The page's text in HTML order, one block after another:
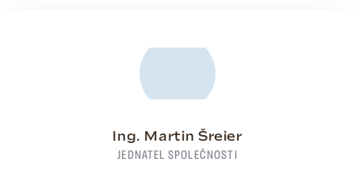
Ing. Martin Šreier
JEDNATEL SPOLEČNOSTI